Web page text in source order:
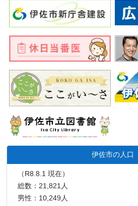
伊佐市の人口
（R8.8.1 現在）
総数：21,821人
男性：10,249人